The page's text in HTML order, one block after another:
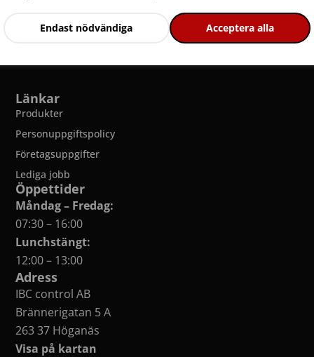
Endast nödvändiga Acceptera alla
Länkar
Produkter
Personuppgiftspolicy
Företagsuppgifter
Lediga jobb
Öppettider
Måndag – Fredag:
07:30 – 16:00
Lunchstängt:
12:00 – 13:00
Adress
IBC control AB
Brännerigatan 5 A
263 37 Höganäs
Visa på kartan